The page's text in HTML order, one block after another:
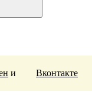
и Вконтакте